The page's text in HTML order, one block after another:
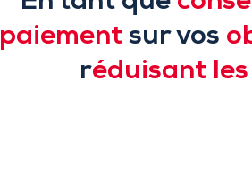
paiementsur vos
réduisant